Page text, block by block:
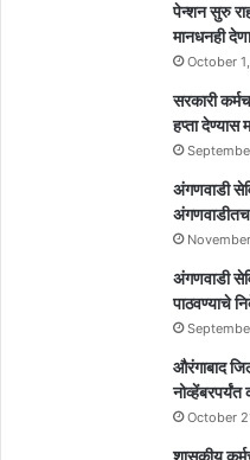
पेन्शन सुरु
मानधनही
October
सरकारी
हप्ता
अंगणवाडी
अंगणवाडी
पाठवण्याचे
औरंगाबाद
October